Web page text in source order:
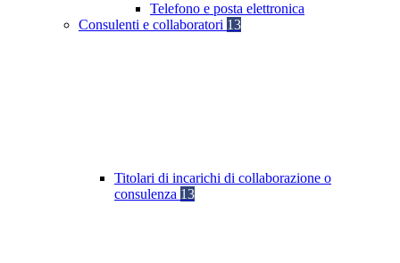
Telefono e posta elettronica
Consulenti e collaboratori 13
Titolari di incarichi di collaborazione o
consulenza 13